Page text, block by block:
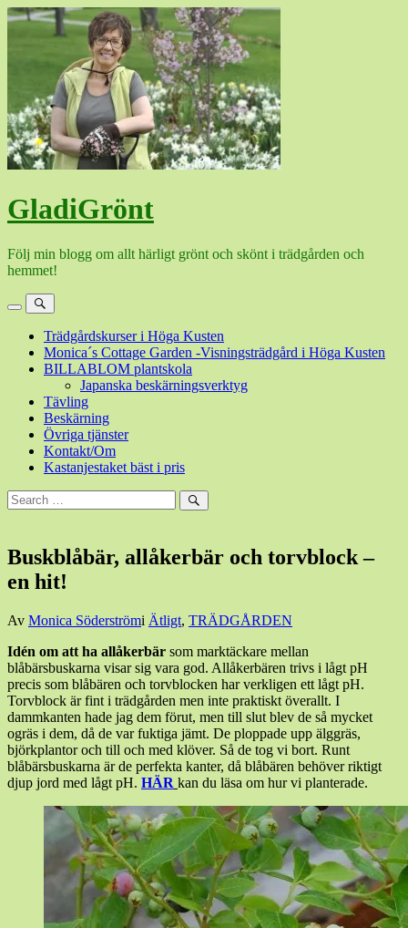
Hoppa
GladiGrönt
Följ min blogg om allt härligt grönt och skönt i trädgården och
hemmet!
MenySök
Trädgårdskurser i Höga Kusten
Monica´s Cottage Garden -Visningsträdgård i Höga Kusten
BILLABLOM plantskola
Japanska beskärningsverktyg
Tävling
Beskärning
Övriga tjänster
Kontakt/Om
Kastanjestaket bäst i pris
Sök
efter:
Sök
Buskblåbär, allåkerbär och torvblock –
en hit!
Den
maj,
201722
maj,
2017
Av Monica Söderströmi Ätligt, TRÄDGÅRDEN
Idén om att ha allåkerbär som marktäckare mellan
blåbärsbuskarna visar sig vara god. Allåkerbären trivs i lågt pH
precis som blåbären och torvblocken har verkligen ett lågt pH.
Torvblock är fint i trädgården men inte praktiskt överallt. I
dammkanten hade jag dem förut, men till slut blev de så mycket
ogräs i dem, då de var fuktiga jämt. De ploppade upp älggräs,
björkplantor och till och med klöver. Så de tog vi bort. Runt
blåbärsbuskarna är de perfekta kanter, då blåbären behöver riktigt
djup jord med lågt pH. HÄR kan du läsa om hur vi planterade.